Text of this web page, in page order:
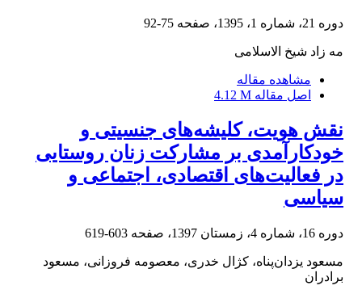
دوره 21، شماره 1، 1395، صفحه 75-92
مه زاد شیخ الاسلامی
مشاهده مقاله
اصل مقاله 4.12 M
نقش هویت، کلیشه‌های جنسیتی و
خودکارآمدی بر مشارکت زنان روستایی
در فعالیت‌های اقتصادی، اجتماعی و
سیاسی
دوره 16، شماره 4، زمستان 1397، صفحه 603-619
مسعود یزدان‌پناه، کژال خدری، معصومه فروزانی، مسعود
برادران